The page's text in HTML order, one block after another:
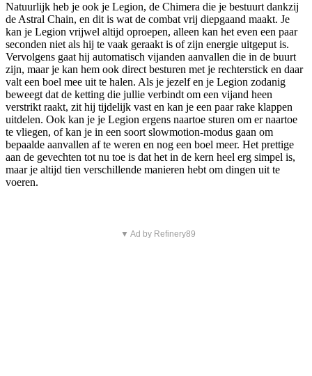
Natuurlijk heb je ook je Legion, de Chimera die je bestuurt dankzij
de Astral Chain, en dit is wat de combat vrij diepgaand maakt. Je
kan je Legion vrijwel altijd oproepen, alleen kan het even een paar
seconden niet als hij te vaak geraakt is of zijn energie uitgeput is.
Vervolgens gaat hij automatisch vijanden aanvallen die in de buurt
zijn, maar je kan hem ook direct besturen met je rechterstick en daar
valt een boel mee uit te halen. Als je jezelf en je Legion zodanig
beweegt dat de ketting die jullie verbindt om een vijand heen
verstrikt raakt, zit hij tijdelijk vast en kan je een paar rake klappen
uitdelen. Ook kan je je Legion ergens naartoe sturen om er naartoe
te vliegen, of kan je in een soort slowmotion-modus gaan om
bepaalde aanvallen af te weren en nog een boel meer. Het prettige
aan de gevechten tot nu toe is dat het in de kern heel erg simpel is,
maar je altijd tien verschillende manieren hebt om dingen uit te
voeren.
▼ Ad by Refinery89